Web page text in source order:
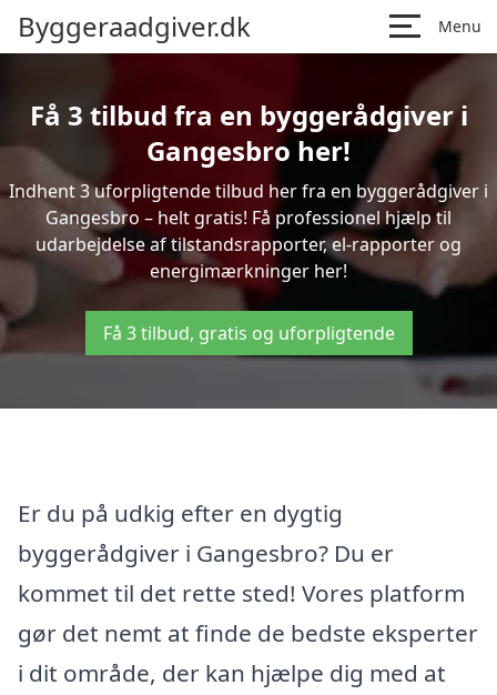
Byggeraadgiver.dk Menu
Få 3 tilbud fra en byggerådgiver i
Gangesbro her!
Indhent 3 uforpligtende tilbud her fra en byggerådgiver i
Gangesbro – helt gratis! Få professionel hjælp til
udarbejdelse af tilstandsrapporter, el-rapporter og
energimærkninger her!
Få 3 tilbud, gratis og uforpligtende
Er du på udkig efter en dygtig
byggerådgiver i Gangesbro? Du er
kommet til det rette sted! Vores platform
gør det nemt at finde de bedste eksperter
i dit område, der kan hjælpe dig med at